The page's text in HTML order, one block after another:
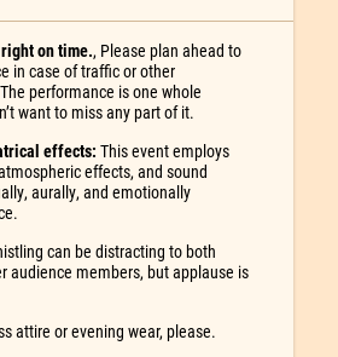
không muốn các
Đàn nhị - Một cái
on time., Please plan ahead to
in case of traffic or other
performance is one whole
want to miss any part of it.
effects: This event employs
effects, and sound
aurally, and emotionally
can be distracting to both
audience members, but applause is
attire or evening wear, please.